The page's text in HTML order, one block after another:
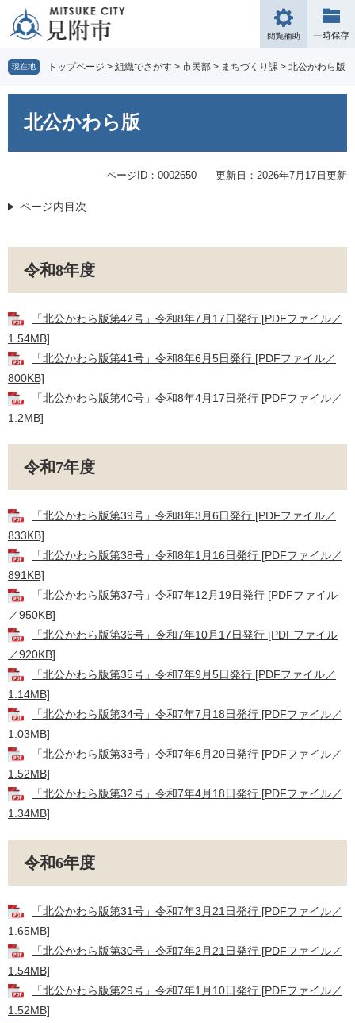
の
先
頭
ー
を
飛
閲
覧
補
現在地 トップページ > 組織でさがす > 市民部 > まちづくり課 > 北公かわら版
北公かわら版
ページID：0002650 更新日：2026年7月17日更新
ページ内目次
令和8年度
「北公かわら版第42号」令和8年7月17日発行 [PDFファイル／
1.54MB]
「北公かわら版第41号」令和8年6月5日発行 [PDFファイル／
800KB]
「北公かわら版第40号」令和8年4月17日発行 [PDFファイル／
1.2MB]
令和7年度
「北公かわら版第39号」令和8年3月6日発行 [PDFファイル／
833KB]
「北公かわら版第38号」令和8年1月16日発行 [PDFファイル／
891KB]
「北公かわら版第37号」令和7年12月19日発行 [PDFファイル
／950KB]
「北公かわら版第36号」令和7年10月17日発行 [PDFファイル
／920KB]
「北公かわら版第35号」令和7年9月5日発行 [PDFファイル／
1.14MB]
「北公かわら版第34号」令和7年7月18日発行 [PDFファイル／
1.03MB]
「北公かわら版第33号」令和7年6月20日発行 [PDFファイル／
1.52MB]
「北公かわら版第32号」令和7年4月18日発行 [PDFファイル／
1.34MB]
令和6年度
「北公かわら版第31号」令和7年3月21日発行 [PDFファイル／
1.65MB]
「北公かわら版第30号」令和7年2月21日発行 [PDFファイル／
1.54MB]
「北公かわら版第29号」令和7年1月10日発行 [PDFファイル／
1.52MB]